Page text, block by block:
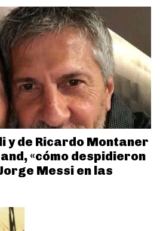
y de Ricardo Montaner
«cómo despidieron
Messi en las